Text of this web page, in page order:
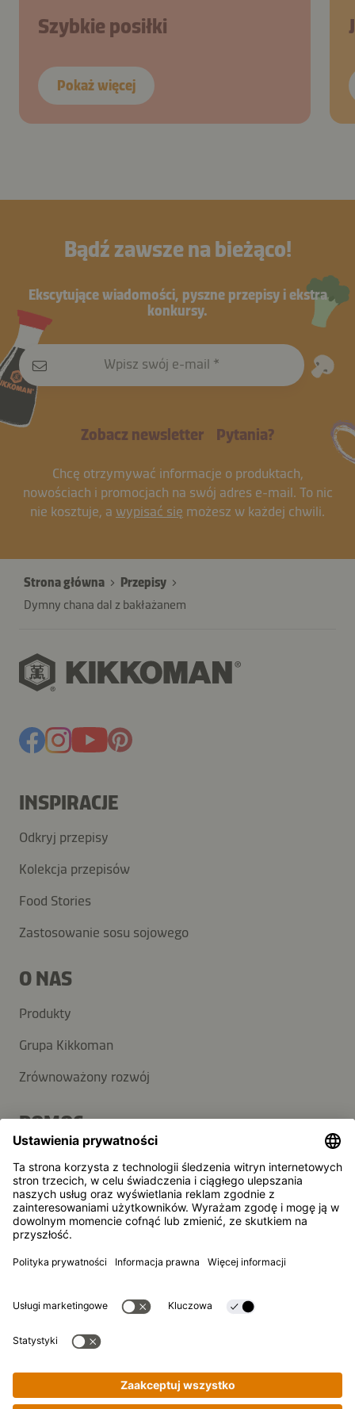
Szybkie posiłki
Pokaż więcej
Bądź zawsze na bieżąco!
Ekscytujące wiadomości, pyszne przepisy i ekstra
konkursy.
Wpisz swój e-mail
Zobacz newsletter Pytania?
Chcę otrzymywać informacje o produktach,
nowościach i promocjach na swój adres e-mail. To nic
nie kosztuje, a wypisać się możesz w każdej chwili.
Strona główna
Przepisy
Dymny chana dal z bakłażanem
INSPIRACJE
Odkryj przepisy
Kolekcja przepisów
Food Stories
Zastosowanie sosu sojowego
O NAS
Produkty
Grupa Kikkoman
Zrównoważony rozwój
POMOC
Kontakt
Newsletter
Kikkoman Corporation, Japan.
© Kikkoman Trading Europe GmbH 2023 – 2026
Theodorstraße 180, 40472 Düsseldorf, Niemcy
Spółka wpisana do rejestru handlowego Sądu Rejonowego w
Ustawienia prywatności
Nota prawna
Polityka prywatności